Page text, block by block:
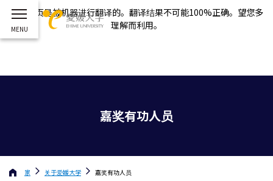
这个网页是被机器进行翻译的。翻译结果不可能100%正确。望您多
理解而利用。
嘉奖有功人员
家 关于爱媛大学 嘉奖有功人员